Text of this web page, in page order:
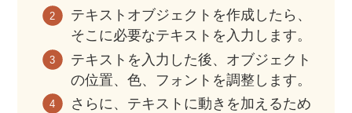
テキストオブジェクトを作成したら、
そこに必要なテキストを入力します。
テキストを入力した後、オブジェクト
の位置、色、フォントを調整します。
さらに、テキストに動きを加えるため